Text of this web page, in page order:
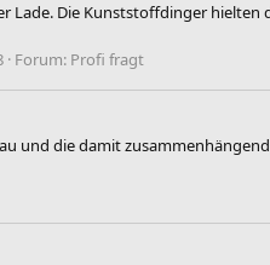
Lade. Die Kunststoffdinger hielten
Forum: Profi fragt
und die damit